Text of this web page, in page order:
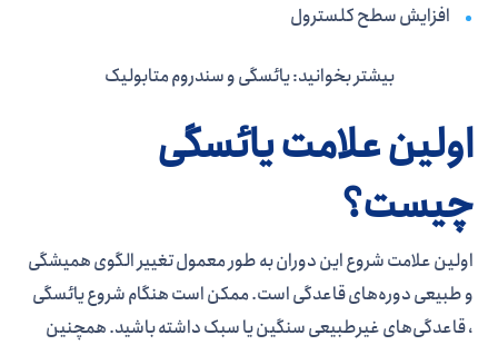
افزایش سطح کلسترول
بیشتر بخوانید: یائسگی و سندروم متابولیک
اولین علامت یائسگی
چیست؟
اولین علامت شروع این دوران به طور معمول تغییر الگوی همیشگی
و طبیعی دوره­‌های قاعدگی است. ممکن است هنگام شروع یائسگی
، قاعدگی­‌های غیرطبیعی سنگین یا سبک داشته باشید. همچنین